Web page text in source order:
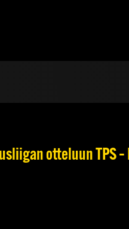
otteluun TPS